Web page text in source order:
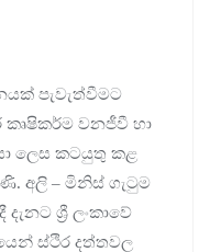
පැවැත්වීමට
වනජීවී හා
ලෙස කටයුතු කළ
අලි – මිනිස් ගැටුම
ශ්‍රී ලංකාවේ
ස්ථිර දත්තවල